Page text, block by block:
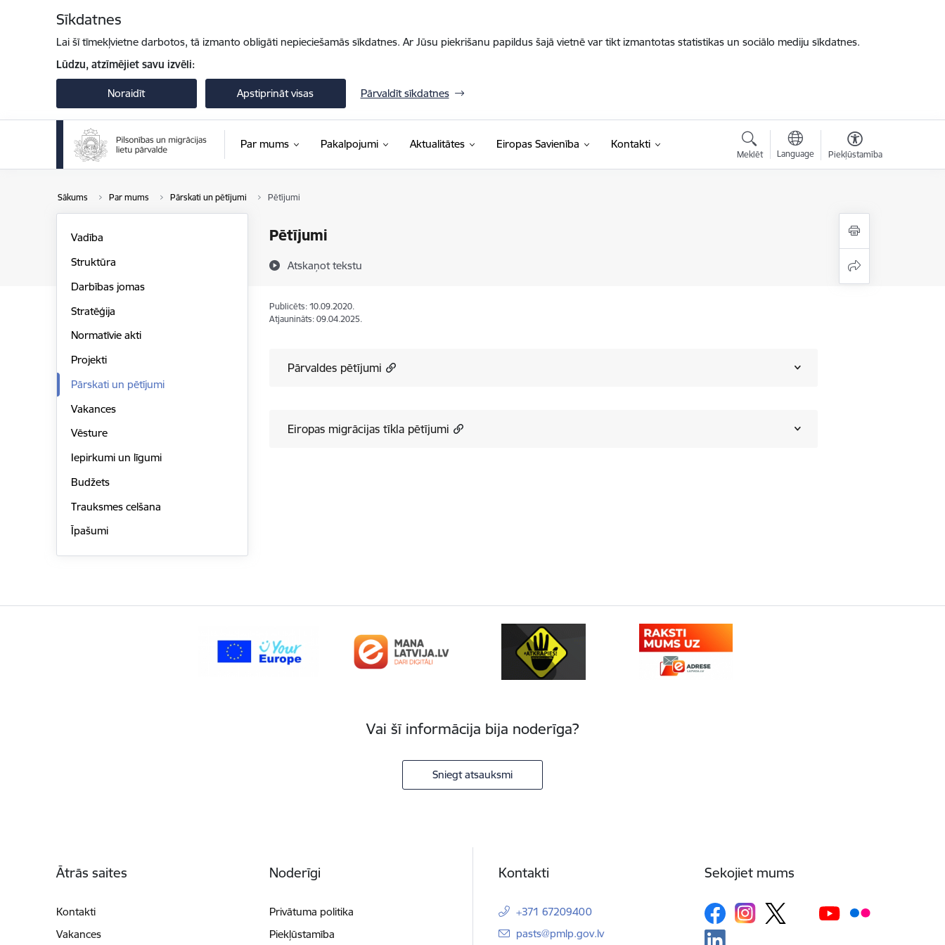
Sīkdatnes
Lai šī tīmekļvietne darbotos, tā izmanto obligāti nepieciešamās sīkdatnes. Ar Jūsu piekrišanu papildus šajā vietnē var tikt izmantotas statistikas un sociālo mediju sīkdatnes.
Lūdzu, atzīmējiet savu izvēli:
Noraidīt Apstiprināt visas Pārvaldīt sīkdatnes
Par mums Pakalpojumi Aktualitātes Eiropas Savienība Kontakti
Meklēt Language Piekļūstamība
Sākums Par mums Pārskati un pētījumi Pētījumi
Pētījumi
Atskaņot tekstu
Vadība
Struktūra
Darbības jomas
Stratēģija
Normatīvie akti
Projekti
Pārskati un pētījumi
Vakances
Vēsture
Iepirkumi un līgumi
Budžets
Trauksmes celšana
Īpašumi
Publicēts: 10.09.2020.
Atjaunināts: 09.04.2025.
Pārvaldes pētījumi
Eiropas migrācijas tīkla pētījumi
Vai šī informācija bija noderīga?
Sniegt atsauksmi
Ātrās saites
Kontakti
Vakances
Noderīgi
Privātuma politika
Piekļūstamība
Kontakti
+371 67209400
E-pasts:
pasts@pmlp.gov.lv
Sekojiet mums